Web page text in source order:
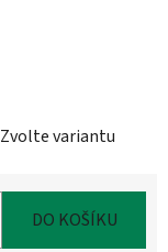
Zvolte variantu
DO KOŠÍKU